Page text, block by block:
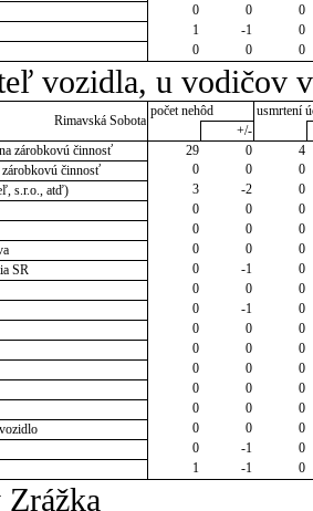
0 0
0
1 -1
0
0 0 0
vozidla, u vodičov
Rimavská Sobota
počet nehôd
usmrtení
+/-
zárobkovú činnosť
29 0
4
činnosť
0 0
0
s.r.o., atď)
3 -2
0
0 0
0
0 0
0
0 0
0
SR
0 -1
0
0 0
0
0 -1
0
0 0
0
0 0
0
0 0
0
0 0
0
0 0
0
0 0
0
0 -1
0
1 -1 0